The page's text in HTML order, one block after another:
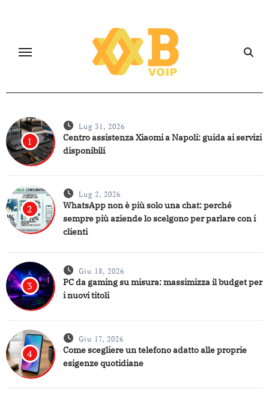
1
Lug 31, 2026
Centro assistenza Xiaomi a Napoli: guida ai servizi
disponibili
2
Lug 2, 2026
WhatsApp non è più solo una chat: perché
sempre più aziende lo scelgono per parlare con i
clienti
3
Giu 18, 2026
PC da gaming su misura: massimizza il budget per
i nuovi titoli
4
Giu 17, 2026
Come scegliere un telefono adatto alle proprie
esigenze quotidiane